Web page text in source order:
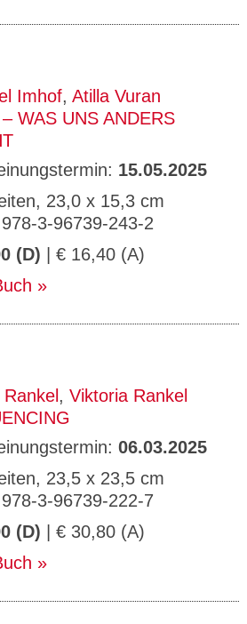
Imhof, Atilla Vuran
WAS UNS ANDERS
15.05.2025
23,0 x 15,3 cm
3-96739-243-2
(D) | € 16,40 (A)
, Viktoria Rankel
06.03.2025
23,5 x 23,5 cm
3-96739-222-7
(D) | € 30,80 (A)